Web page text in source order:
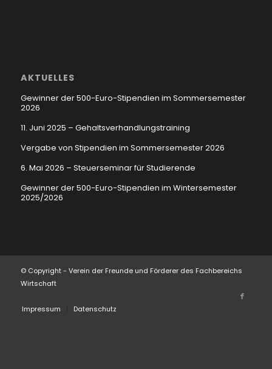
AKTUELLES
Gewinner der 500-Euro-Stipendien im Sommersemester
2026
11. Juni 2025 – Gehaltsverhandlungstraining
Vergabe von Stipendien im Sommersemester 2026
6. Mai 2026 – Steuerseminar für Studierende
Gewinner der 500-Euro-Stipendien im Wintersemester
2025/2026
© Copyright - Verein der Freunde und Förderer des Fachbereichs
Wirtschaft
Impressum Datenschutz